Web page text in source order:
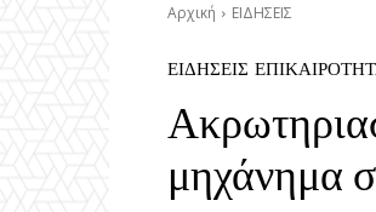
Αρχική ΕΙΔΗΣΕΙΣ
ΕΙΔΗΣΕΙΣ
μηχάνημα